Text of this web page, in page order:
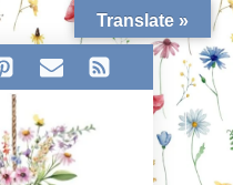
Translate »